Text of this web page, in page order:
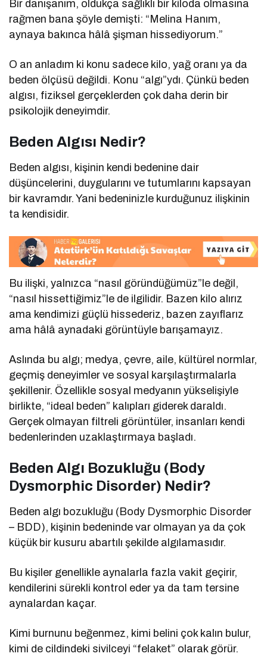
Bir danışanım, oldukça sağlıklı bir kiloda olmasına
rağmen bana şöyle demişti: “Melina Hanım,
aynaya bakınca hâlâ şişman hissediyorum.”
O an anladım ki konu sadece kilo, yağ oranı ya da
beden ölçüsü değildi. Konu “algı”ydı. Çünkü beden
algısı, fiziksel gerçeklerden çok daha derin bir
psikolojik deneyimdir.
Beden Algısı Nedir?
Beden algısı, kişinin kendi bedenine dair
düşüncelerini, duygularını ve tutumlarını kapsayan
bir kavramdır. Yani bedeninizle kurduğunuz ilişkinin
ta kendisidir.
Bu ilişki, yalnızca “nasıl göründüğümüz”le değil,
“nasıl hissettiğimiz”le de ilgilidir. Bazen kilo alırız
ama kendimizi güçlü hissederiz, bazen zayıflarız
ama hâlâ aynadaki görüntüyle barışamayız.
Aslında bu algı; medya, çevre, aile, kültürel normlar,
geçmiş deneyimler ve sosyal karşılaştırmalarla
şekillenir. Özellikle sosyal medyanın yükselişiyle
birlikte, “ideal beden” kalıpları giderek daraldı.
Gerçek olmayan filtreli görüntüler, insanları kendi
bedenlerinden uzaklaştırmaya başladı.
Beden Algı Bozukluğu (Body
Dysmorphic Disorder) Nedir?
Beden algı bozukluğu (Body Dysmorphic Disorder
– BDD), kişinin bedeninde var olmayan ya da çok
küçük bir kusuru abartılı şekilde algılamasıdır.
Bu kişiler genellikle aynalarla fazla vakit geçirir,
kendilerini sürekli kontrol eder ya da tam tersine
aynalardan kaçar.
Kimi burnunu beğenmez, kimi belini çok kalın bulur,
kimi de cildindeki sivilceyi “felaket” olarak görür.